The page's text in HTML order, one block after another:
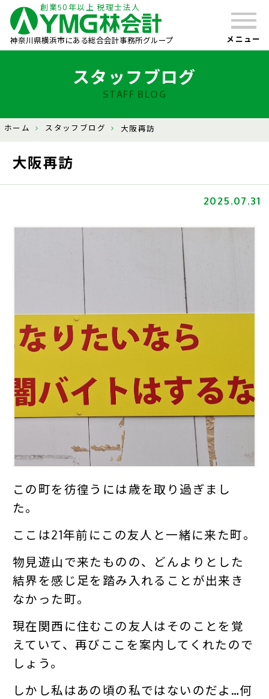
創業50年以上 税理士法人
神奈川県横浜市にある総合会計事務所グループ メニュー
スタッフブログ
STAFF BLOG
ホーム スタッフブログ 大阪再訪
大阪再訪
2025.07.31
この町を彷徨うには歳を取り過ぎまし
た。
ここは21年前にこの友人と一緒に来た町。
物見遊山で来たものの、どんよりとした
結界を感じ足を踏み入れることが出来き
なかった町。
現在関西に住むこの友人はそのことを覚
えていて、再びここを案内してくれたので
しょう。
しかし私はあの頃の私ではないのだよ…何